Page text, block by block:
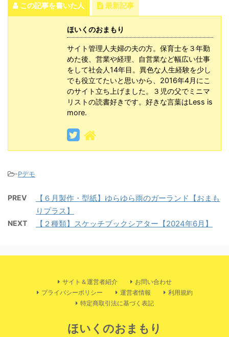
この記事を書いた人 最新記事
ほいくのおまもり
サイト管理人夫婦の夫の方。保育士を３年勤
めた後、営業や経理、自営業など幅広い仕事
をして社会人14年目。異色な人生経験を少し
でも役立てたいと思いから、2016年4月にこ
のサイト立ち上げました。３児の父でミニマ
リストの読書好きです。好きな言葉はLess is
more.
-Pデモ
PREV
【６月製作・型紙】ゆらゆら雨のガーランド【おまも
りプラス】
NEXT 【２種類】スケッチブックシアター【2024年6月】
サイト＆運営者紹介
お問い合わせ
プライバシーポリシー
運営者情報
利用規約
特定商取引法に基づく表記
ほいくのおまもり